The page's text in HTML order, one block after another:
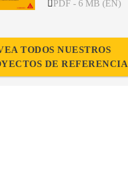
PDF - 6 MB (EN)
TODOS NUESTROS
DE REFERENCIA